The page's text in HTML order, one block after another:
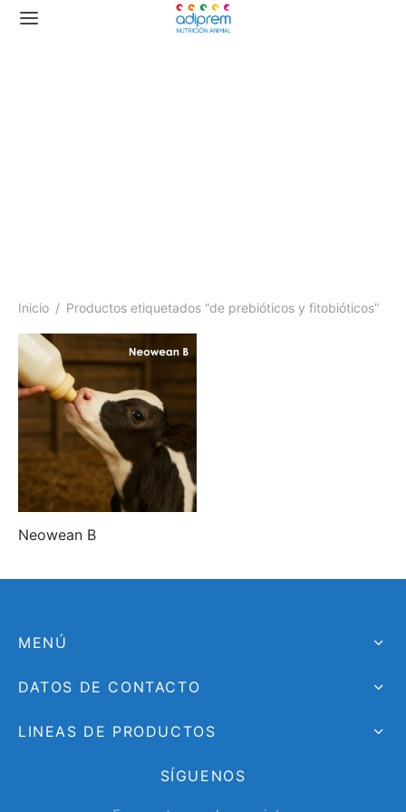
Inicio / Productos etiquetados “de prebióticos y fitobióticos”
Neowean B
MENÚ
DATOS DE CONTACTO
LINEAS DE PRODUCTOS
SÍGUENOS